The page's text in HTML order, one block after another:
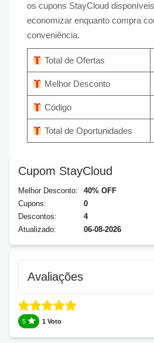
os cupons StayCloud
economizar enquanto compra
conveniência.
Total de Ofertas
Melhor Desconto
Código
Total de Oportunidades
Cupom StayCloud
Melhor Desconto:
40% OFF
Cupons:
0
Descontos:
4
Atualizado:
06-08-2026
Avaliações
5 1 Voto